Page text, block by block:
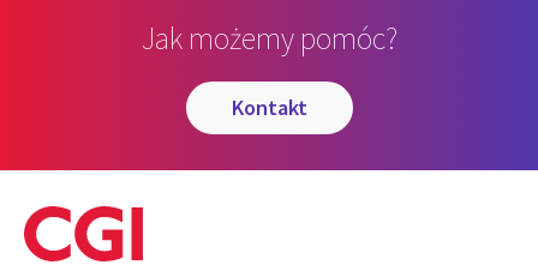
Jak możemy pomóc?
kontakt